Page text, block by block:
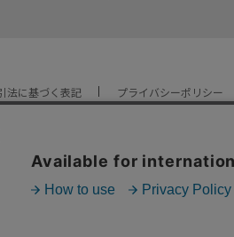
法に基づく表記 プライバシーポリシー